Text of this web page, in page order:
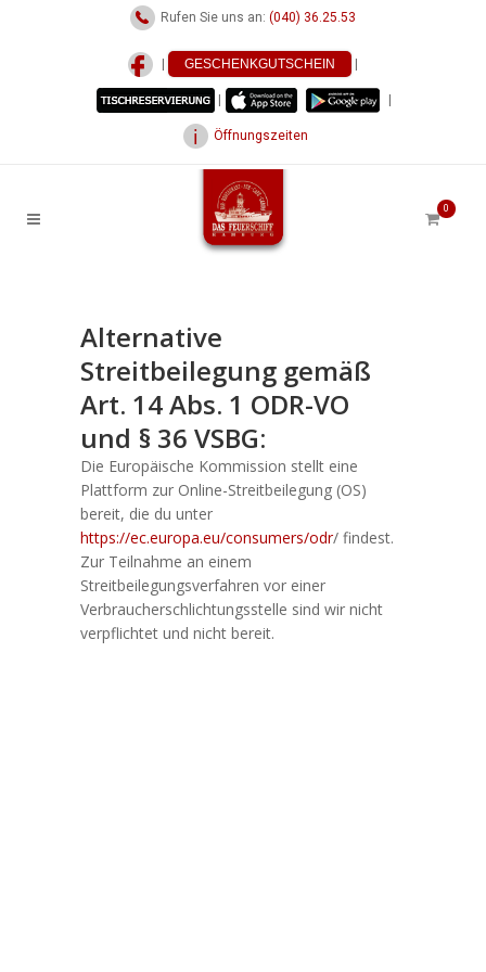
Rufen Sie uns an: (040) 36.25.53
GESCHENKGUTSCHEIN
Öffnungszeiten
0
Alternative
Streitbeilegung gemäß
Art. 14 Abs. 1 ODR-VO
und § 36 VSBG:
Die Europäische Kommission stellt eine
Plattform zur Online-Streitbeilegung (OS)
bereit, die du unter
https://ec.europa.eu/consumers/odr/ findest.
Zur Teilnahme an einem
Streitbeilegungsverfahren vor einer
Verbraucherschlichtungsstelle sind wir nicht
verpflichtet und nicht bereit.